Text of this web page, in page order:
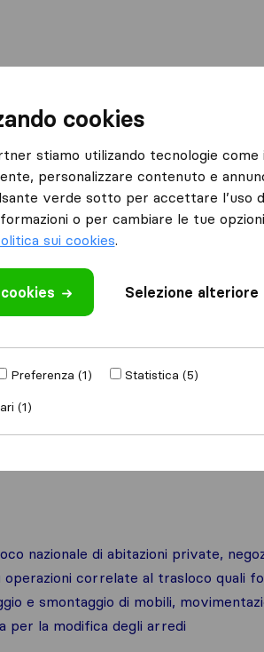
nazionale di abitazioni private,
operazioni correlate al trasloco quali
e smontaggio di mobili,
per la modifica degli arredi
cookies
stiamo utilizando tecnologie
personalizzare contenuto e
verde sotto per accettare l’uso
o per cambiare le tue
sui cookies.
Selezione alteriore
Preferenza (1)
Statistica (5)
(1)